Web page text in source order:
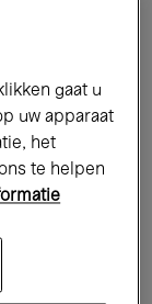
Music
gaat u
uw apparaat
het
te helpen